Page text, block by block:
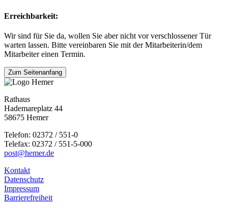
Erreichbarkeit:
Wir sind für Sie da, wollen Sie aber nicht vor verschlossener Tür
warten lassen. Bitte vereinbaren Sie mit der Mitarbeiterin/dem
Mitarbeiter einen Termin.
Zum Seitenanfang
Rathaus
Hademareplatz 44
58675 Hemer
Telefon: 02372 / 551-0
Telefax: 02372 / 551-5-000
post@hemer.de
Kontakt
Datenschutz
Impressum
Barrierefreiheit